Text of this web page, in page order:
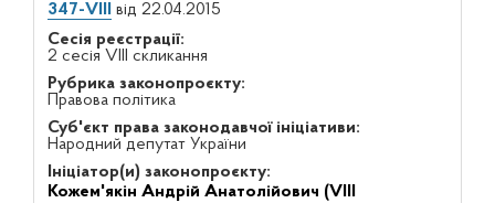
347-VIII
від 22.04.2015
Сесія реєстрації:
2 сесія VIII скликання
Рубрика законопроєкту:
Правова політика
Суб'єкт права законодавчої ініціативи:
Народний депутат України
Ініціатор(и) законопроєкту:
Кожем'якін Андрій Анатолійович (VIII